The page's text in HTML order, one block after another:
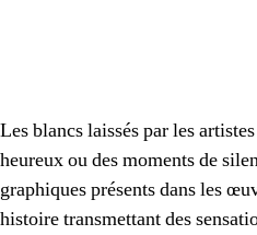
Les blancs laissés par les
heureux ou des moments de
graphiques présents dans les
histoire transmettant des